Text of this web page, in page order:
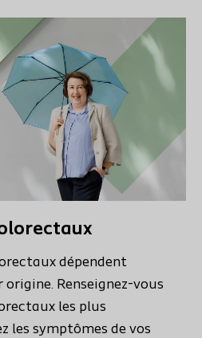
dépendent
Renseignez-vous
les plus
les symptômes de vos